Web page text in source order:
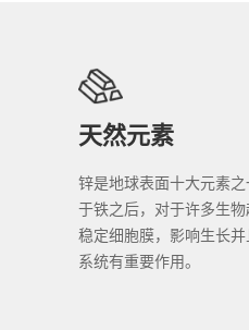
天然元素
锌是地球表面十大元素
于铁之后，对于许多生物
稳定细胞膜，影响生长
系统有重要作用。